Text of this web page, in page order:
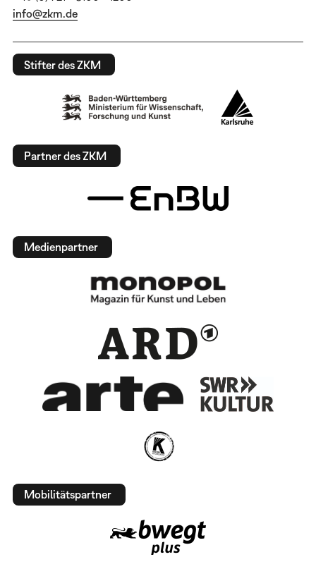
info@zkm.de
Stifter des ZKM
Partner des ZKM
Medienpartner
Mobilitätspartner